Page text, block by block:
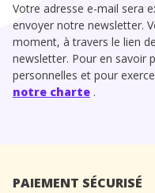
Votre adresse e-mail sera
envoyer notre newsletter.
moment, à travers le lien
newsletter. Pour en savoir
personnelles et pour
notre charte .
PAIEMENT SÉCURISÉ